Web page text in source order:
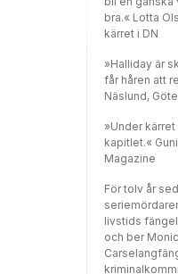
bra.« Lotta
kärret i DN
»Halliday är
får håren att
Näslund,
»Under
kapitlet.«
Magazine
För tolv år
livstids
och ber